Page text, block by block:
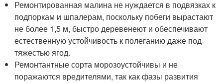
Ремонтированная малина не нуждается в подвязках к
подпоркам и шпалерам, поскольку побеги вырастают
не более 1,5 м, быстро деревенеют и обеспечивают
естественную устойчивость к полеганию даже под
тяжестью ягод.
Ремонтантные сорта морозоустойчивы и не
поражаются вредителями, так как фазы развития